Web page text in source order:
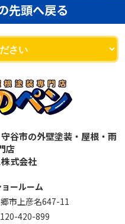
先頭へ戻る
谷市の外壁塗装・屋根・雨
店
式会社
ールーム
市上彦名647-11
420-899